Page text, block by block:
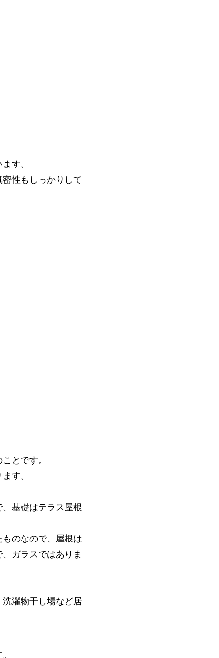
す。
性もしっかりして
とです。
す。
基礎はテラス屋根
のなので、屋根は
ガラスではありま
濯物干し場など居